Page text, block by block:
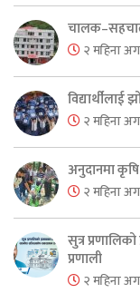
२ महिना
विद्यार्थीलाई
२ महिना
अनुदानमा
२ महिना
सुत्र
प्रणाली
२ महिना